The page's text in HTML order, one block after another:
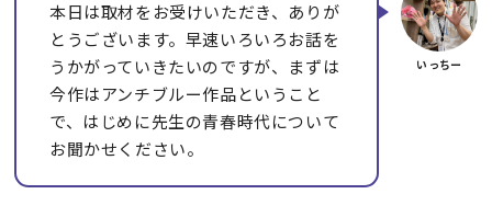
本日は取材をお受けいただき、ありが
とうございます。早速いろいろお話を
うかがっていきたいのですが、まずは
今作はアンチブルー作品ということ
で、はじめに先生の青春時代について
お聞かせください。